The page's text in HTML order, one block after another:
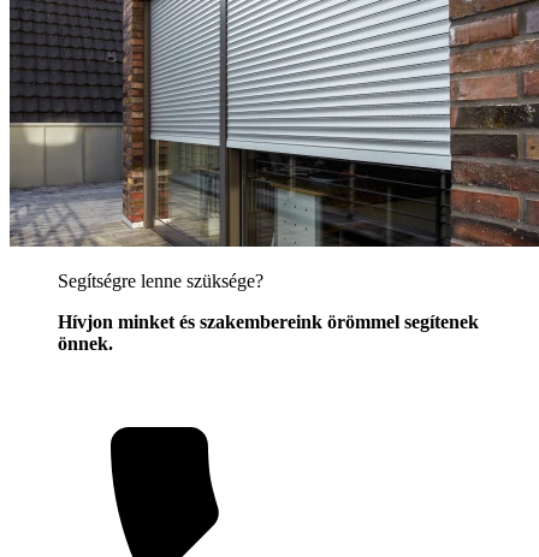
Segítségre lenne szüksége?
Hívjon minket és szakembereink örömmel segítenek
önnek.